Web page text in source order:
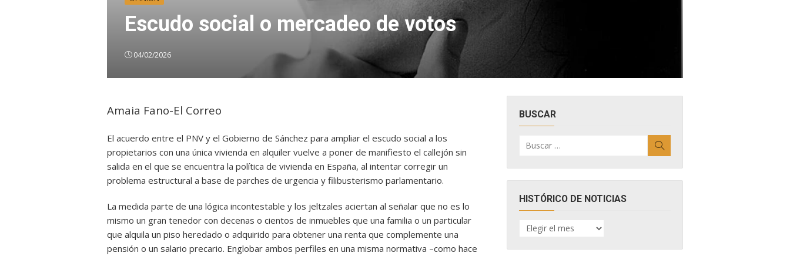
Escudo social o mercadeo de votos
04/02/2026
Amaia Fano-El Correo
El acuerdo entre el PNV y el Gobierno de Sánchez para ampliar el escudo social a los
propietarios con una única vivienda en alquiler vuelve a poner de manifiesto el callejón sin
salida en el que se encuentra la política de vivienda en España, al intentar corregir un
problema estructural a base de parches de urgencia y filibusterismo parlamentario.
La medida parte de una lógica incontestable y los jeltzales aciertan al señalar que no es lo
mismo un gran tenedor con decenas o cientos de inmuebles que una familia o un particular
que alquila un piso heredado o adquirido para obtener una renta que complemente una
pensión o un salario precario. Englobar ambos perfiles en una misma normativa –como hace
BUSCAR
por:
HISTÓRICO DE NOTICIAS
HISTÓRICO
DE